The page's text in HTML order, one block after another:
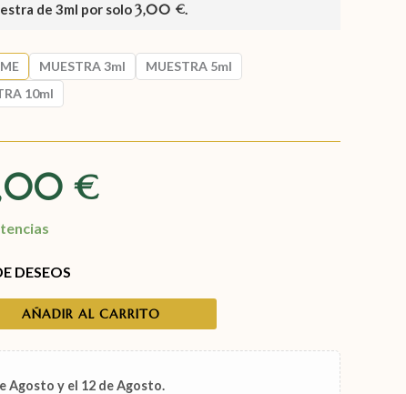
de 3ml por solo3,00 €.
MUESTRA 3ml
MUESTRA 5ml
10ml
€
DESEOS
AÑADIR AL CARRITO
Agosto y el 12 de Agosto.